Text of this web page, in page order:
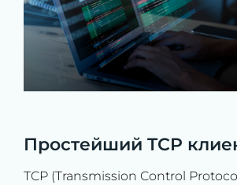
Простейший TCP
TCP (Transmission Control